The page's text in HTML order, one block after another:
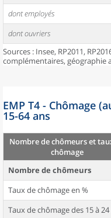
dont employés
dont ouvriers
Sources : Insee, RP2011,
complémentaires, géographie
EMP T4 - Chômage
15-64 ans
Nombre de chômeurs et
chômage
Nombre de chômeurs
Taux de chômage en %
Taux de chômage des 15 à